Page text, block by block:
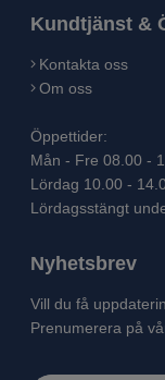
Kundtjänst &
Kontakta oss
Om oss
Öppettider:
Mån - Fre 08.00 -
Lördag 10.00 -
Lördagsstängt
Nyhetsbrev
Vill du få
Prenumerera på